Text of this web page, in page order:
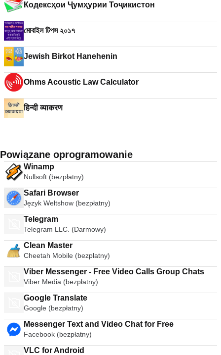
Кодексҳои Ҷумҳурии Тоҷикистон
মোবাইল টিপস ২০১৭
Jewish Birkot Hanehenin
Ohms Acoustic Law Calculator
हिन्दी व्याकरण
Powiązane oprogramowanie
Winamp
Nullsoft (bezpłatny)
Safari Browser
Język Weltshow (bezpłatny)
Telegram
Telegram LLC. (Darmowy)
Clean Master
Cheetah Mobile (bezpłatny)
Viber Messenger - Free Video Calls Group Chats
Viber Media (bezpłatny)
Google Translate
Google (bezpłatny)
Messenger Text and Video Chat for Free
Facebook (bezpłatny)
VLC for Android